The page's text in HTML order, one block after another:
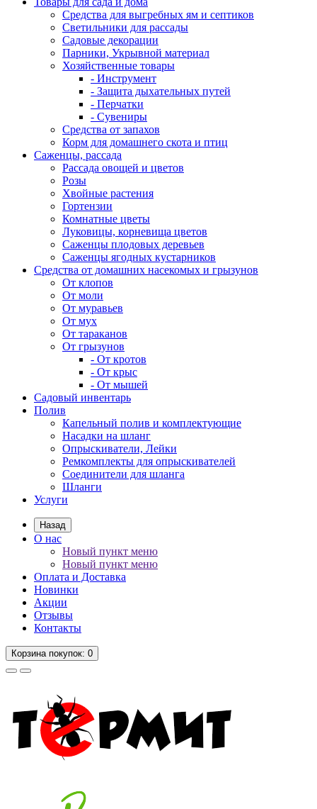
Средства для выгребных ям и септиков
Светильники для рассады
Садовые декорации
Парники, Укрывной материал
Хозяйственные товары
- Инструмент
- Защита дыхательных путей
- Перчатки
- Сувениры
Средства от запахов
Корм для домашнего скота и птиц
Саженцы, рассада
Рассада овощей и цветов
Розы
Хвойные растения
Гортензии
Комнатные цветы
Луковицы, корневища цветов
Саженцы плодовых деревьев
Саженцы ягодных кустарников
Средства от домашних насекомых и грызунов
От клопов
От моли
От муравьев
От мух
От тараканов
От грызунов
- От кротов
- От крыс
- От мышей
Садовый инвентарь
Полив
Капельный полив и комплектующие
Насадки на шланг
Опрыскиватели, Лейки
Ремкомплекты для опрыскивателей
Соединители для шланга
Шланги
Услуги
Назад
О нас
Новый пункт меню
Новый пункт меню
Оплата и Доставка
Новинки
Акции
Отзывы
Контакты
Корзинапокупок: 0